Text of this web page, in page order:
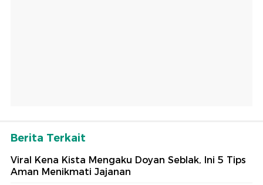
Berita Terkait
Viral Kena Kista Mengaku Doyan Seblak, Ini 5 Tips
Aman Menikmati Jajanan